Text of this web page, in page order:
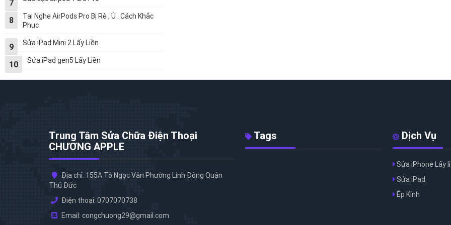
7
8
Tai Nghe AirPods Pro Bị Rè , Ù . Cách Khắc
Phục
9 Sửa iPad Mini 2 Lấy Liền
10 Sửa iPad gen5 Lấy Liền
Trung Tâm Sửa Chữa Điện Thoại
CHƯƠNG APPLE
Địa chỉ: 155A Tô Ngọc Vân Phường Linh Đông Quận
Thủ Đức
Điện thoại: 0707070738
Email: congchuong29@gmail.com
Tags Dịch Vụ
Sửa iPhone Lấy
Sửa iPad
Ép Kính